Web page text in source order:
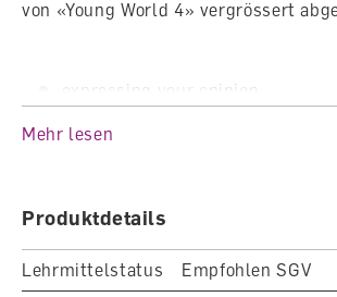
von «Young World 4» vergrössert
expressing your opinion
The way we live
Fascinating animal facts
Den Lernenden wird somit ein
Eintauchen ins entsprechende
Mehr lesen
Produktdetails
Lehrmittelstatus
Empfohlen SGV